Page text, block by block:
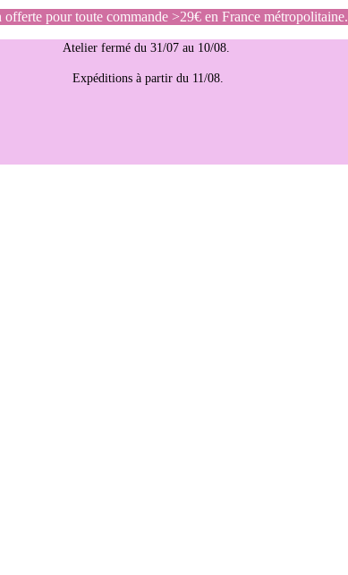
pour toute commande >29€ en France métropolitaine.
Atelier fermé du 31/07 au 10/08.
Expéditions à partir du 11/08.